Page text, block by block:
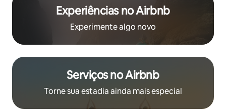
Experiências no Airbnb
Experimente algo novo
Serviços no Airbnb
Torne sua estadia ainda mais especial